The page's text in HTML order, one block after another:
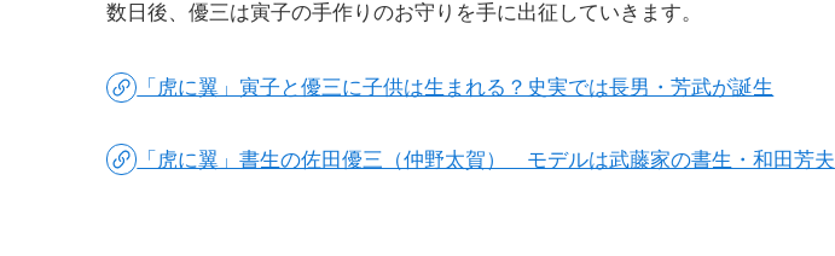
数日後、優三は寅子の手作りのお守りを手に出征していきます。
「虎に翼」寅子と優三に子供は生まれる？史実では長男・芳武が誕生
「虎に翼」書生の佐田優三（仲野太賀） モデルは武藤家の書生・和田芳夫